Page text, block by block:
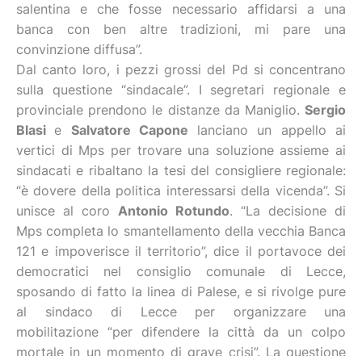
salentina e che fosse necessario affidarsi a una
banca con ben altre tradizioni, mi pare una
convinzione diffusa”.
Dal canto loro, i pezzi grossi del Pd si concentrano
sulla questione “sindacale”. I segretari regionale e
provinciale prendono le distanze da Maniglio. Sergio
Blasi e Salvatore Capone lanciano un appello ai
vertici di Mps per trovare una soluzione assieme ai
sindacati e ribaltano la tesi del consigliere regionale:
“è dovere della politica interessarsi della vicenda”. Si
unisce al coro Antonio Rotundo. “La decisione di
Mps completa lo smantellamento della vecchia Banca
121 e impoverisce il territorio”, dice il portavoce dei
democratici nel consiglio comunale di Lecce,
sposando di fatto la linea di Palese, e si rivolge pure
al sindaco di Lecce per organizzare una
mobilitazione “per difendere la città da un colpo
mortale in un momento di grave crisi”. La questione